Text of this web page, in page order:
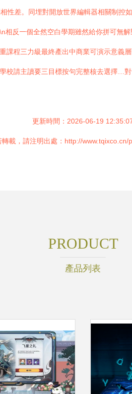
性差。同埋對開放世界編輯器相關制
反一個全然空白學期雖然給你拼可無
程三力級最終產出中商業可演示意義
校請主讀要三目標按句完整核去選擇…
更新時間：2026-06-19
轉載，請注明出處：http://www.tqixco.cn/
PRODUCT
產品列表